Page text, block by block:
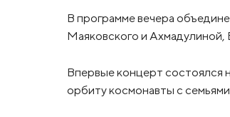
В программе вечера
Маяковского и Ахмадулиной,
Впервые концерт состоялся
орбиту космонавты с